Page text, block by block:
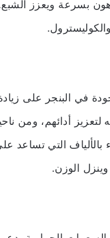
ويعزز الشبع.
في البنجر على
أدائهم، ومن
التي تساعد
الوزن.